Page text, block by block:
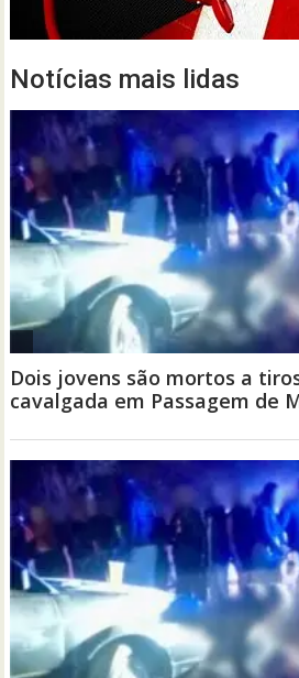
Notícias mais lidas